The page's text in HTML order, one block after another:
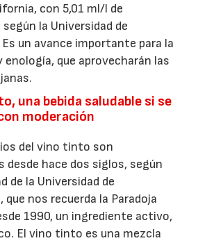
con 5,01 ml/l de
la Universidad de
un avance importante para la
que aprovecharán las
una bebida saludable si se
moderación
del vino tinto son
desde hace dos siglos, según
de la Universidad de
que nos recuerda la Paradoja
1990, un ingrediente activo,
El vino tinto es una mezcla